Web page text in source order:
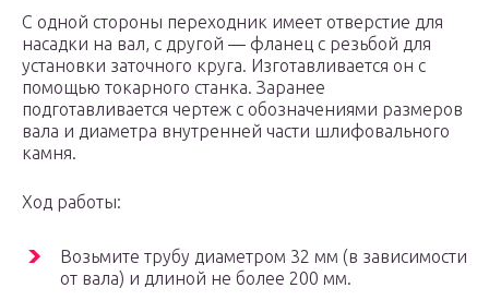
С одной стороны переходник имеет отверстие для
насадки на вал, с другой — фланец с резьбой для
установки заточного круга. Изготавливается он с
помощью токарного станка. Заранее
подготавливается чертеж с обозначениями размеров
вала и диаметра внутренней части шлифовального
камня.
Ход работы:
Возьмите трубу диаметром 32 мм (в зависимости
от вала) и длиной не более 200 мм.